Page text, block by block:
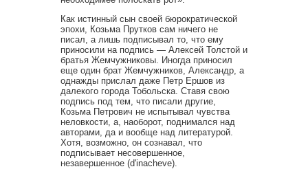
Как истинный сын своей бюрократической
эпохи, Козьма Прутков сам ничего не
писал, а лишь подписывал то, что ему
приносили на подпись — Алексей Толстой и
братья Жемчужниковы. Иногда приносил
еще один брат Жемчужников, Александр, а
однажды прислал даже Петр Ершов из
далекого города Тобольска. Ставя свою
подпись под тем, что писали другие,
Козьма Петрович не испытывал чувства
неловкости, а, наоборот, поднимался над
авторами, да и вообще над литературой.
Хотя, возможно, он сознавал, что
подписывает несовершенное,
незавершенное (d'inacheve).